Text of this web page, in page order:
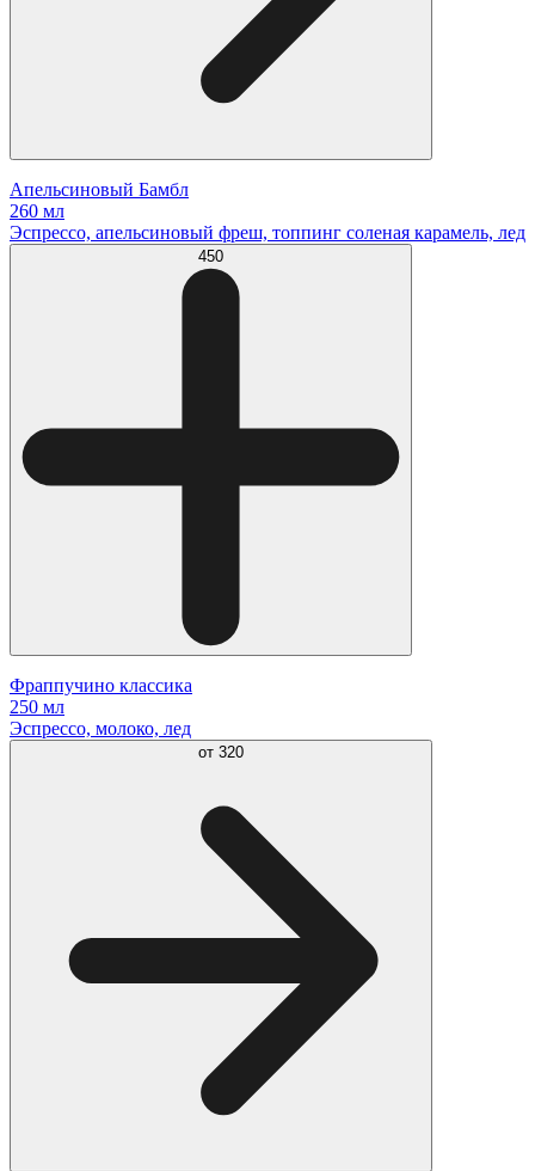
Апельсиновый Бамбл
260 мл
Эспрессо, апельсиновый фреш, топпинг соленая карамель, лед
450
Фраппучино классика
250 мл
Эспрессо, молоко, лед
от 320